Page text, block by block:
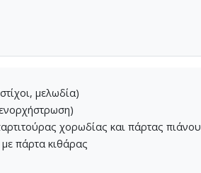
1969-02]
μελωδία)
χορωδίας και πάρτας πιάνου
πάρτα κιθάρας